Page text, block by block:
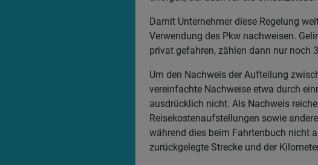
Damit Unternehmer diese Regelung
Verwendung des Pkw nachweisen.
privat gefahren, zählen dann nur noch
Um den Nachweis der Aufteilung
vereinfachte Nachweise etwa durch
ausdrücklich nicht. Als Nachweis
Reisekostenaufstellungen sowie
während dies beim Fahrtenbuch nicht
zurückgelegte Strecke und der